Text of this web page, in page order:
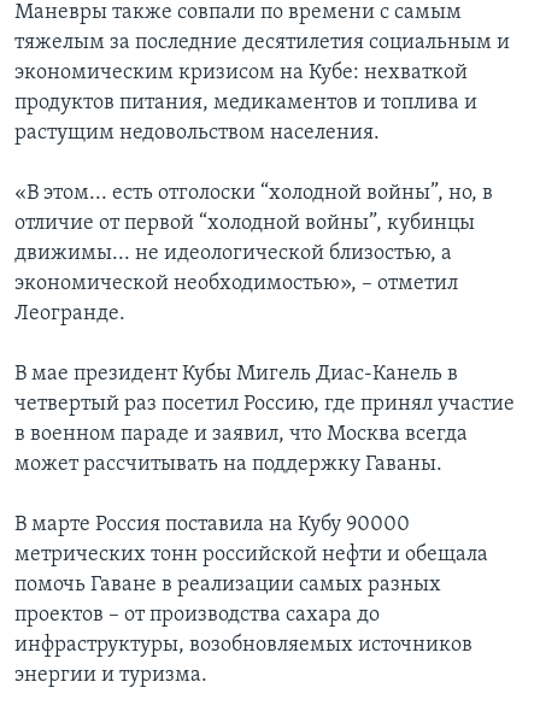
Маневры также совпали по времени с самым
тяжелым за последние десятилетия социальным и
экономическим кризисом на Кубе: нехваткой
продуктов питания, медикаментов и топлива и
растущим недовольством населения.
«В этом... есть отголоски “холодной войны”, но, в
отличие от первой “холодной войны”, кубинцы
движимы... не идеологической близостью, а
экономической необходимостью», – отметил
Леогранде.
В мае президент Кубы Мигель Диас-Канель в
четвертый раз посетил Россию, где принял участие
в военном параде и заявил, что Москва всегда
может рассчитывать на поддержку Гаваны.
В марте Россия поставила на Кубу 90000
метрических тонн российской нефти и обещала
помочь Гаване в реализации самых разных
проектов – от производства сахара до
инфраструктуры, возобновляемых источников
энергии и туризма.